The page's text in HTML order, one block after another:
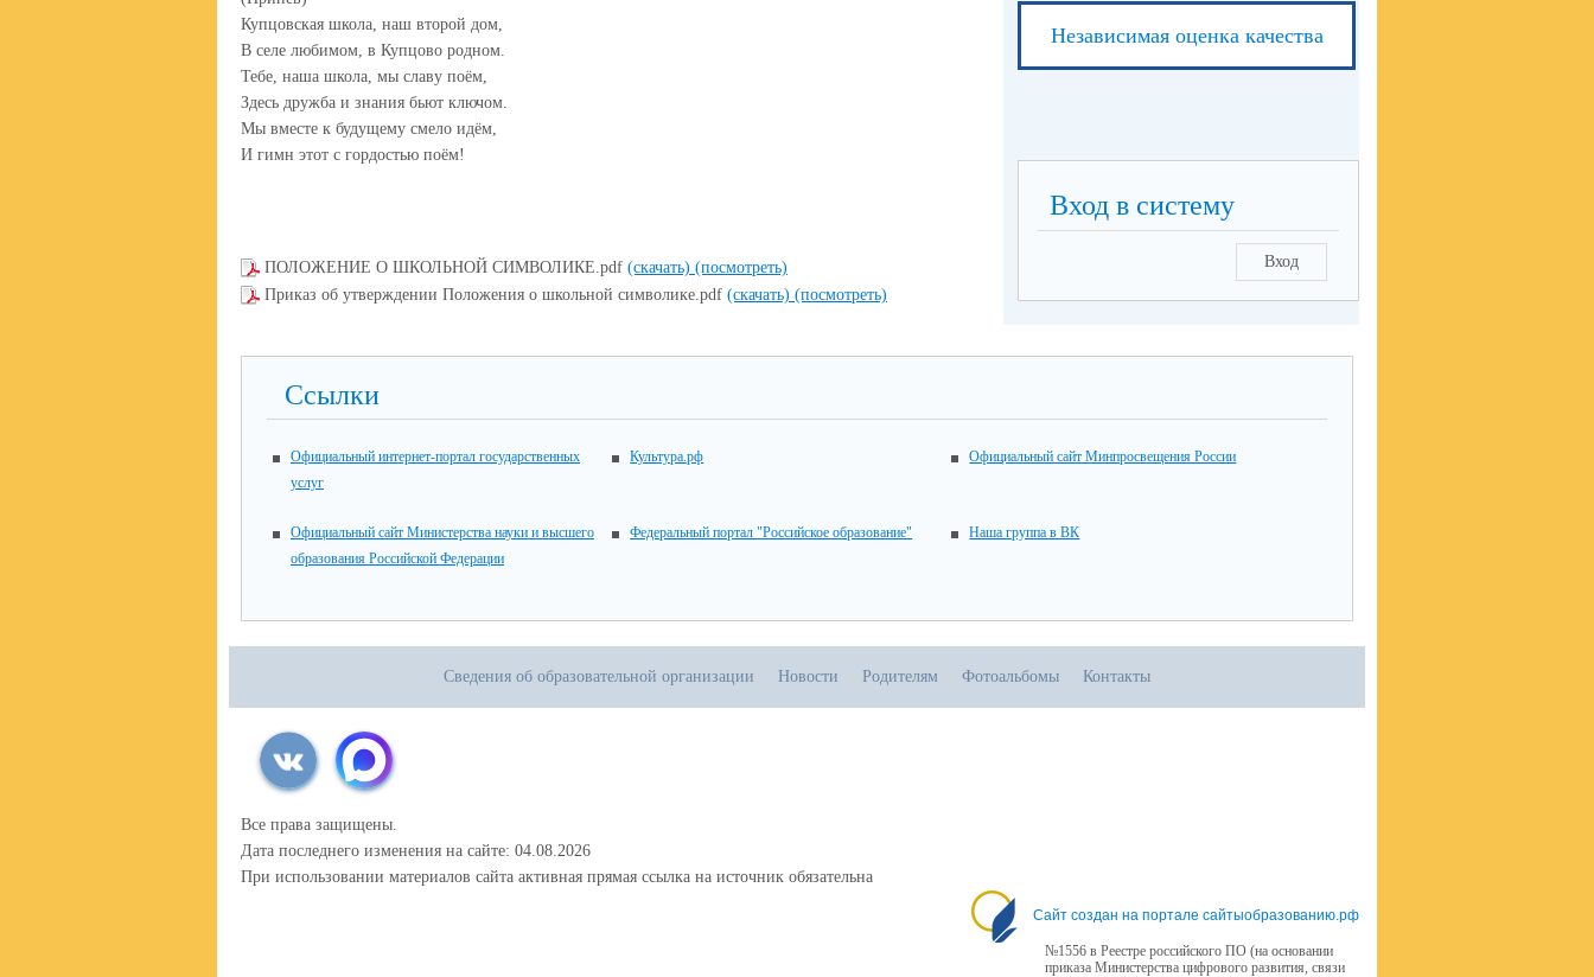
Купцовская школа, наш второй дом,
В селе любимом, в Купцово родном.
Тебе, наша школа, мы славу поём,
Здесь дружба и знания бьют ключом.
Мы вместе к будущему смело идём,
И гимн этот с гордостью поём!
ПОЛОЖЕНИЕ О ШКОЛЬНОЙ СИМВОЛИКЕ.pdf (скачать) (посмотреть)
Приказ об утверждении Положения о школьной символике.pdf (скачать) (посмотреть)
Независимая оценка качества
Вход в систему
Вход
Ссылки
Официальный интернет-портал государственных
услуг
Культура.рф Официальный сайт Минпросвещения России
Официальный сайт Министерства науки и высшего
образования Российской Федерации
Федеральный портал "Российское образование" Наша группа в ВК
Сведения об образовательной организации Новости Родителям Фотоальбомы Контакты
Все права защищены.
Дата последнего изменения на сайте: 04.08.2026
При использовании материалов сайта активная прямая ссылка на источник обязательна
Сайт создан на портале сайтыобразованию.рф
№1556 в Реестре российского ПО (на основании
приказа Министерства цифрового развития, связи